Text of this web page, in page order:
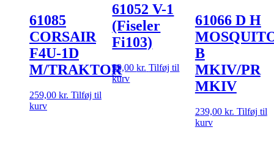
61085
CORSAIR
F4U-1D
M/TRAKTOR
259,00 kr. Tilføj til
kurv
61052 V-1
(Fiseler
Fi103)
99,00kr. Tilføj til
kurv
61066 D H
B
MKIV/PR
MKIV
239,00 kr. Tilføj til
kurv